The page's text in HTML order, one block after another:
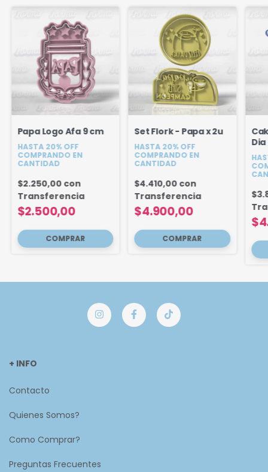
Papa Logo Afa 9 cm
HASTA 20% OFF
COMPRANDO EN
CANTIDAD
$2.500,00
$2.250,00 con
Transferencia
Set Flork - Papa x 2u
HASTA 20% OFF
COMPRANDO EN
CANTIDAD
$4.900,00
$4.410,00 con
Transferencia
cm
+ INFO
Contacto
Quienes Somos?
Como Comprar?
Preguntas Frecuentes